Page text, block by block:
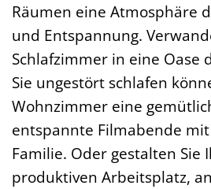
Räumen eine Atmosphäre
und Entspannung.
Schlafzimmer in eine Oase
Sie ungestört schlafen
Wohnzimmer eine
entspannte Filmabende
Familie. Oder gestalten Sie
produktiven Arbeitsplatz,